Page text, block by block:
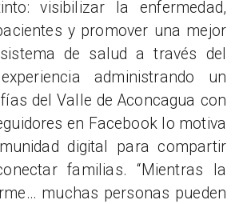
visibilizar la enfermedad,
y promover una mejor
de salud a través del
administrando un
del Valle de Aconcagua con
en Facebook lo motiva
digital para compartir
familias. “Mientras la
muchas personas pueden